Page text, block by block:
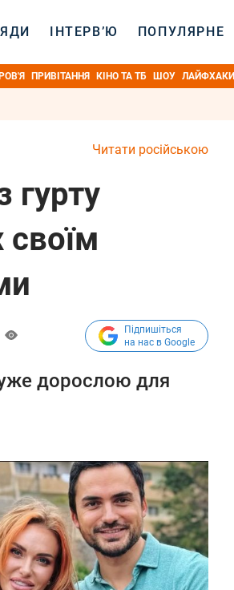
ІНТЕРВ’Ю ПОПУЛЯРНЕ
ПРИВІТАННЯ КІНО ТА ТБ ШОУ ЛАЙФХАКИ
Читати російською
гурту
своїм
Підпишіться
на нас в Google
дорослою для